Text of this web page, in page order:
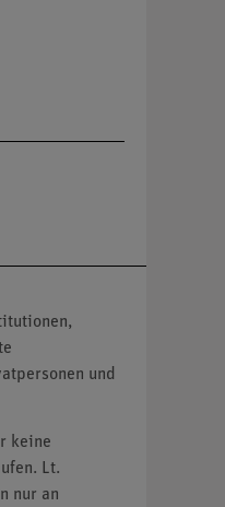
und
keine
Lt.
nur an